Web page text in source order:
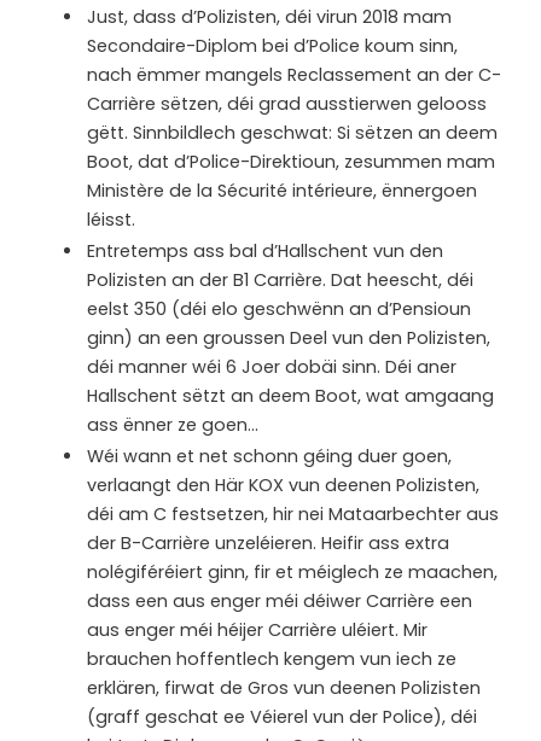
Just, dass d’Polizisten, déi virun 2018 mam
Secondaire-Diplom bei d’Police koum sinn,
nach ëmmer mangels Reclassement an der C-
Carrière sëtzen, déi grad ausstierwen gelooss
gëtt. Sinnbildlech geschwat: Si sëtzen an deem
Boot, dat d’Police-Direktioun, zesummen mam
Ministère de la Sécurité intérieure, ënnergoen
léisst.
Entretemps ass bal d’Hallschent vun den
Polizisten an der B1 Carrière. Dat heescht, déi
eelst 350 (déi elo geschwënn an d’Pensioun
ginn) an een groussen Deel vun den Polizisten,
déi manner wéi 6 Joer dobäi sinn. Déi aner
Hallschent sëtzt an deem Boot, wat amgaang
ass ënner ze goen…
Wéi wann et net schonn géing duer goen,
verlaangt den Här KOX vun deenen Polizisten,
déi am C festsetzen, hir nei Mataarbechter aus
der B-Carrière unzeléieren. Heifir ass extra
nolégiféréiert ginn, fir et méiglech ze maachen,
dass een aus enger méi déiwer Carrière een
aus enger méi héijer Carrière uléiert. Mir
brauchen hoffentlech kengem vun iech ze
erklären, firwat de Gros vun deenen Polizisten
(graff geschat ee Véierel vun der Police), déi